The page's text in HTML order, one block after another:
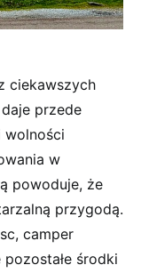
ciekawszych
przede
wolności
w
powoduje, że
przygodą.
camper
środki